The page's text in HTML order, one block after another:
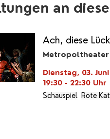
an
Ach, diese
Metropoltheater
Dienstag, 03. Juni
19:30 - 22:30 Uhr
Schauspiel Rote